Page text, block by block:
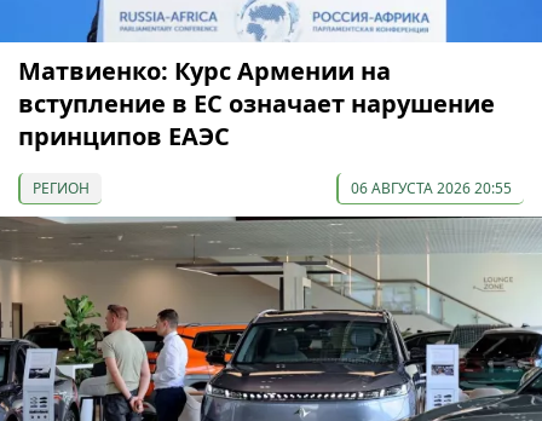
Матвиенко: Курс Армении на
вступление в ЕС означает нарушение
принципов ЕАЭС
РЕГИОН 06 АВГУСТА 2026 20:55